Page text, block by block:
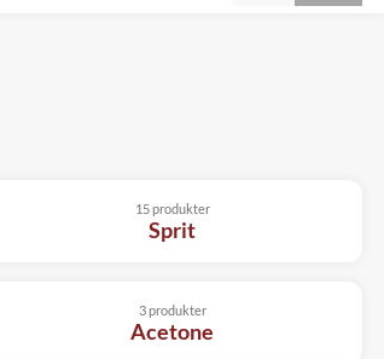
Sprit
15 produkter
Acetone
3 produkter